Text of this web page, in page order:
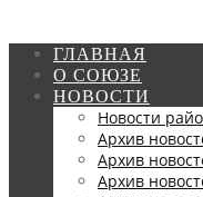
ГЛАВНАЯ
О СОЮЗЕ
НОВОСТИ
Новости
Архив
Архив
Архив